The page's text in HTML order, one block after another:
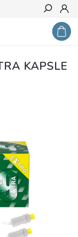
Hledat
KAPSLE